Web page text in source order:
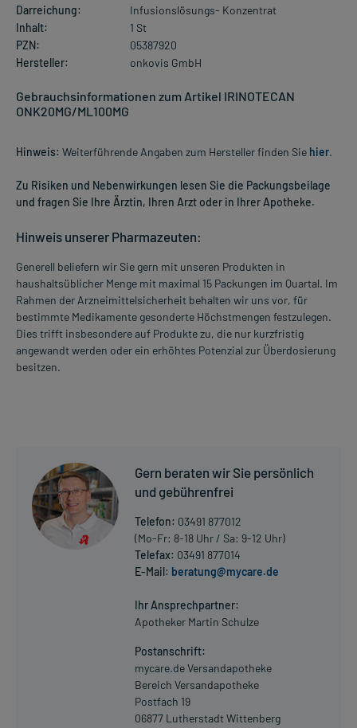
Darreichung:
Infusionslösungs- Konzentrat
Inhalt:
1 St
PZN:
05387920
Hersteller:
onkovis GmbH
Gebrauchsinformationen zum Artikel IRINOTECAN
ONK20MG/ML100MG
Hinweis: Weiterführende Angaben zum Hersteller finden Sie hier.
Zu Risiken und Nebenwirkungen lesen Sie die Packungsbeilage
und fragen Sie Ihre Ärztin, Ihren Arzt oder in Ihrer Apotheke.
Hinweis unserer Pharmazeuten:
Generell beliefern wir Sie gern mit unseren Produkten in
haushaltsüblicher Menge mit maximal 15 Packungen im Quartal. Im
Rahmen der Arzneimittelsicherheit behalten wir uns vor, für
bestimmte Medikamente gesonderte Höchstmengen festzulegen.
Dies trifft insbesondere auf Produkte zu, die nur kurzfristig
angewandt werden oder ein erhöhtes Potenzial zur Überdosierung
besitzen.
Gern beraten wir Sie persönlich
und gebührenfrei
Telefon: 03491 877012
(Mo-Fr: 8-18 Uhr / Sa: 9-12 Uhr)
Telefax: 03491 877014
E-Mail: beratung@mycare.de
Ihr Ansprechpartner:
Apotheker Martin Schulze
Postanschrift:
mycare.de Versandapotheke
Bereich Versandapotheke
Postfach 19
06877 Lutherstadt Wittenberg